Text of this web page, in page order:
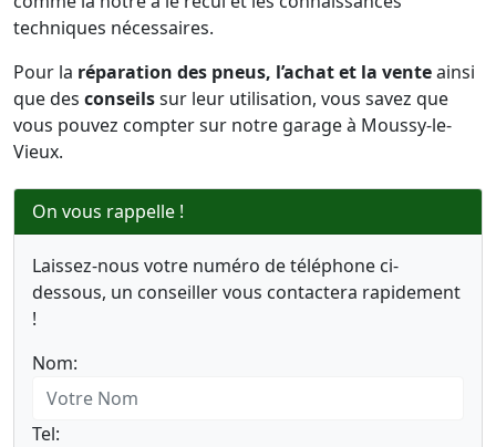
techniques nécessaires.
Pour la réparation des pneus, l’achat et la venteainsi
que des conseilssur leur utilisation, vous savez que
vous pouvez compter sur notre garage à Moussy-le-
Vieux.
On vous rappelle !
Laissez-nous votre numéro de téléphone ci-
dessous, un conseiller vous contactera rapidement
!
Nom:
Tel: